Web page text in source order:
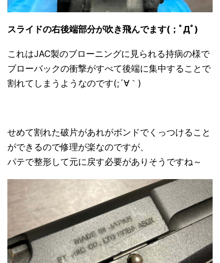
スライドの右後端部分が吹き飛んでます(；ﾟДﾟ)
これはJAC製のブローニングに見られる持病の様で
ブローバックの衝撃がすべて後端に集中することで
割れてしまうようなのです(;´∀｀)
せめて割れた破片があれがボンドでくっつけること
ができるので修理が楽なのですが、
パテで整形して元に戻す必要がありそうですね～